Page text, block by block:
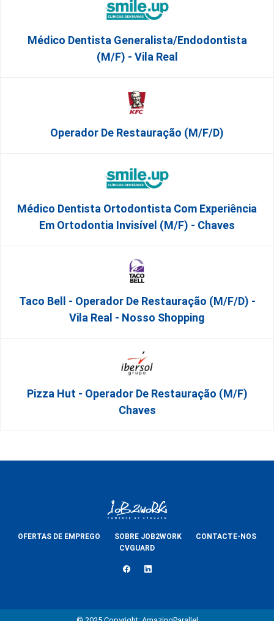
Médico Dentista Generalista/Endodontista
(M/F) - Vila Real
Operador De Restauração (m/f/d)
Médico Dentista Ortodontista Com Experiência
Em Ortodontia Invisível (M/F) - Chaves
Taco Bell - Operador De Restauração (m/f/d) -
Vila Real - Nosso Shopping
Pizza Hut - Operador De Restauração (m/f)
Chaves
OFERTAS DE EMPREGO SOBRE JOB2WORK
CONTACTE-NOS
CVGUARD